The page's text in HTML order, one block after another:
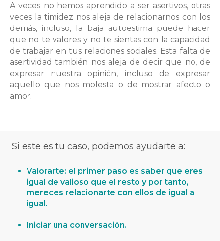
A veces no hemos aprendido a ser asertivos, otras
veces la timidez nos aleja de relacionarnos con los
demás, incluso, la baja autoestima puede hacer
que no te valores y no te sientas con la capacidad
de trabajar en tus relaciones sociales. Esta falta de
asertividad también nos aleja de decir que no, de
expresar nuestra opinión, incluso de expresar
aquello que nos molesta o de mostrar afecto o
amor.
Si este es tu caso, podemos ayudarte a:
Valorarte: el primer paso es saber que eres
igual de valioso que el resto y por tanto,
mereces relacionarte con ellos de igual a
igual.
Iniciar una conversación.